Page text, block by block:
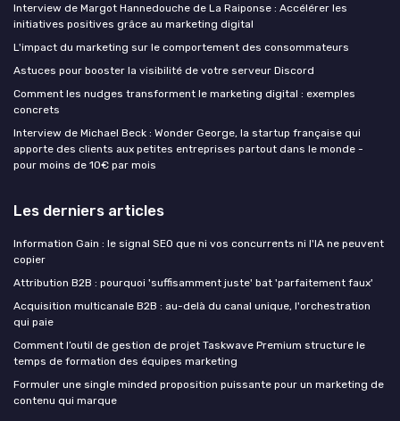
Interview de Margot Hannedouche de La Raiponse : Accélérer les
initiatives positives grâce au marketing digital
L'impact du marketing sur le comportement des consommateurs
Astuces pour booster la visibilité de votre serveur Discord
Comment les nudges transforment le marketing digital : exemples
concrets
Interview de Michael Beck : Wonder George, la startup française qui
apporte des clients aux petites entreprises partout dans le monde -
pour moins de 10€ par mois
Les derniers articles
Information Gain : le signal SEO que ni vos concurrents ni l'IA ne peuvent
copier
Attribution B2B : pourquoi 'suffisamment juste' bat 'parfaitement faux'
Acquisition multicanale B2B : au-delà du canal unique, l'orchestration
qui paie
Comment l’outil de gestion de projet Taskwave Premium structure le
temps de formation des équipes marketing
Formuler une single minded proposition puissante pour un marketing de
contenu qui marque